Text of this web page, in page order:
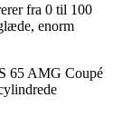
fra 0 til 100
enorm
65 AMG Coupé